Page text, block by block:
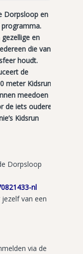
Dorpsloop en
en
die van
houdt.
de
meter Kidsrun,
meedoen
de iets oudere
Kidsrun
Dorpsloop
nl
van een
via de